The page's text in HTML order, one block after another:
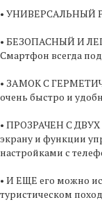
• УНИВЕРСАЛЬНЫЙ
• БЕЗОПАСНЫЙ И
Смартфон всегда
• ЗАМОК С
очень быстро и
• ПРОЗРАЧЕН С ДВУХ
экрану и функции
настройками с
• И ЕЩЕ его можно
туристическом